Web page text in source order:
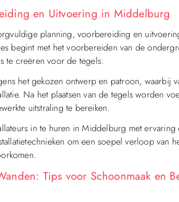
en Uitvoering in Middelburg
planning, voorbereiding en
begint met het voorbereiden van de
te creëren voor de tegels.
het gekozen ontwerp en patroon, waarbij
Na het plaatsen van de tegels worden
uitstraling te bereiken.
in te huren in Middelburg met ervaring
om een soepel verloop van
Tips voor Schoonmaak en